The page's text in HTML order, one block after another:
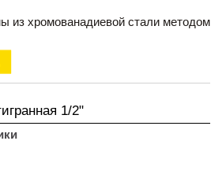
из хромованадиевой стали методом
1/2"